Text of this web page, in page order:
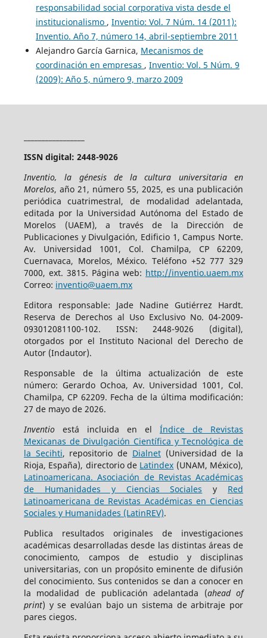
responsabilidad social corporativa vista desde el
institucionalismo , Inventio: Vol. 7 Núm. 14 (2011):
Inventio. Año 7, número 14, abril-septiembre 2011
Alejandro García Garnica, Mecanismos de
coordinación en empresas , Inventio: Vol. 5 Núm. 9
(2009): Año 5, número 9, marzo 2009
ISSN digital: 2448-9026
Inventio, la génesis de la cultura universitaria en
Morelos, año 21, número 55, 2025, es una publicación
periódica cuatrimestral, de modalidad adelantada,
editada por la Universidad Autónoma del Estado de
Morelos (UAEM), a través de la Dirección de
Publicaciones y Divulgación, Edificio 1, Campus Norte.
Av. Universidad 1001, Col. Chamilpa, CP 62209,
Cuernavaca, Morelos, México. Teléfono +52 777 329
7000, ext. 3815. Página web: http://inventio.uaem.mx
Correo: inventio@uaem.mx
Editora responsable: Jade Nadine Gutiérrez Hardt.
Reserva de Derechos al Uso Exclusivo No. 04-2009-
093012081100-102. ISSN: 2448-9026 (digital),
otorgados por el Instituto Nacional del Derecho de
Autor (Indautor).
Responsable de la última actualización de este
número: Gerardo Ochoa, Av. Universidad 1001, Col.
Chamilpa, CP 62209. Fecha de la última modificación:
27 de mayo de 2026.
Inventioestá incluida en elÍndice de Revistas
Mexicanas de Divulgación Científica y Tecnológica de
la Secihti, repositorio de Dialnet(Universidad de la
Rioja, España), directorio de Latindex (UNAM, México),
Latinoamericana. Asociación de Revistas Académicas
de Humanidades y Ciencias Sociales y Red
Latinoamericana de Revistas Académicas en Ciencias
Sociales y Humanidades (LatinREV).
Publica resultados originales de investigaciones
académicas desarrolladas desde las distintas áreas de
conocimiento, campos de estudio y disciplinas
universitarias, con un propósito eminente de difusión
del conocimiento. Sus contenidos se dan a conocer en
la modalidad de publicación adelantada (ahead of
print) y se evalúan bajo un sistema de arbitraje por
pares ciegos.